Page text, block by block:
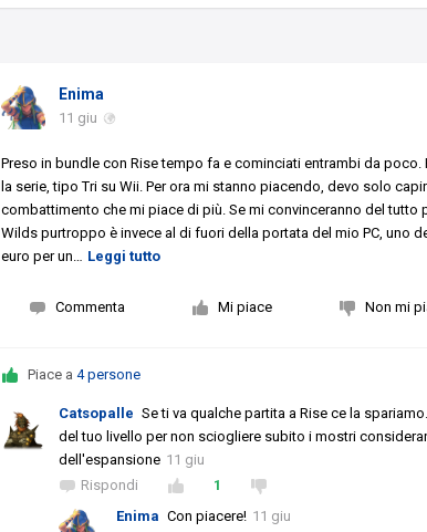
Enima
11 giu
Preso in bundle con Rise tempo fa e cominciati entrambi da
la serie, tipo Tri su Wii. Per ora mi stanno piacendo, devo solo
combattimento che mi piace di più. Se mi convinceranno del tutto
Wilds purtroppo è invece al di fuori della portata del mio PC, uno
euro per un… Leggi tutto
Commenta Mi piace Non mi
Piace a4 persone
Catsopalle Se ti va qualche partita a Rise ce la
del tuo livello per non sciogliere subito i mostri
dell'espansione 11 giu
Rispondi
1
Enima Con piacere! 11 giu